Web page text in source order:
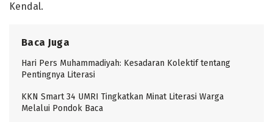
Kendal.
Baca Juga
Hari Pers Muhammadiyah: Kesadaran Kolektif tentang
Pentingnya Literasi
KKN Smart 34 UMRI Tingkatkan Minat Literasi Warga
Melalui Pondok Baca